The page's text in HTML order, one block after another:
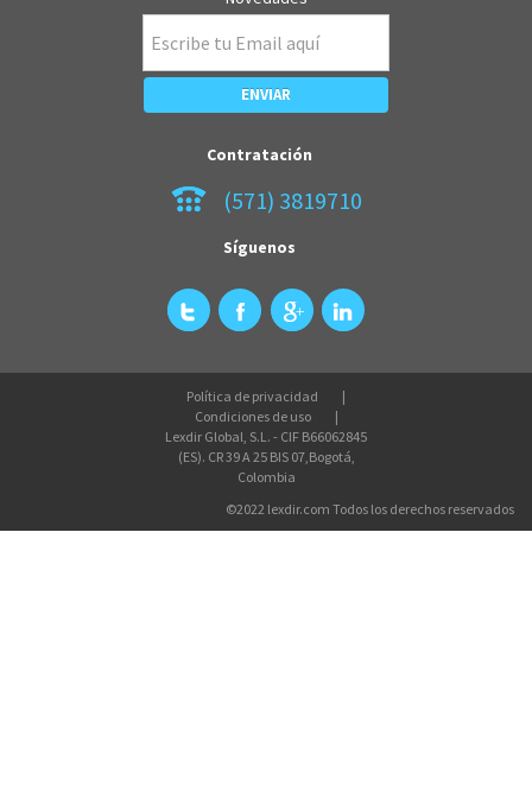
Contratación
(571) 3819710
Síguenos
Política de privacidad
Condiciones de uso
Lexdir Global, S.L. - CIF B66062845
(ES). CR 39 A 25 BIS 07,Bogotá,
Colombia
©2022 lexdir.com Todos los derechos reservados